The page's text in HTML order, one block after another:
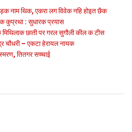
नाम थिक, एकरा लग विवेक नहि होइत छैक
कुप्रथा : सुधारक प्रयास
छाती पर गरल सुगौली कील क टीस
चौधरी – एकटा हेरायल नायक
स्‍मरण, तितगर सच्‍चाई